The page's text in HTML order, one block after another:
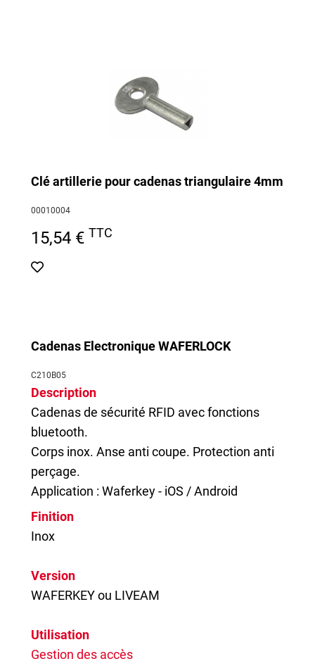
Clé artillerie pour cadenas triangulaire 4mm
00010004
15,54 € TTC
Cadenas Electronique WAFERLOCK
C210B05
Description
Cadenas de sécurité RFID avec fonctions
bluetooth.
Corps inox. Anse anti coupe. Protection anti
perçage.
Application : Waferkey - iOS / Android
Finition
Inox
Version
WAFERKEY ou LIVEAM
Utilisation
Gestion des accès